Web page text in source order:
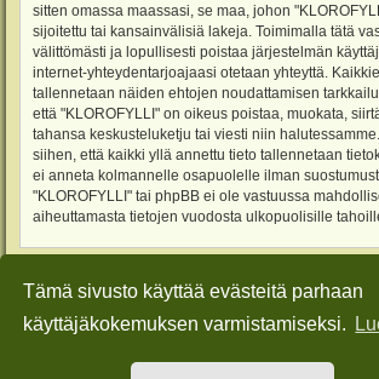
Tämä sivusto käyttää evästeitä parhaan
käyttäjäkokemuksen varmistamiseksi.
sitten omassa maassasi, se maa, johon
sijoitettu tai kansainvälisiä lakeja. Toimimalla tätä
välittömästi ja lopullisesti poistaa järjestelmän
internet-yhteydentarjoajaasi otetaan yhteyttä.
tallennetaan näiden ehtojen noudattamisen
että "KLOROFYLLI" on oikeus poistaa, muokata,
tahansa keskusteluketju tai viesti niin
siihen, että kaikki yllä annettu tieto tallennetaan
ei anneta kolmannelle osapuolelle ilman
"KLOROFYLLI" tai phpBB ei ole vastuussa
aiheuttamasta tietojen vuodosta ulkopuolisille
Etusivu Viesti Ylläpidolle
Keskustelufoorumin ohjelmistophpBB® Forum Software ©